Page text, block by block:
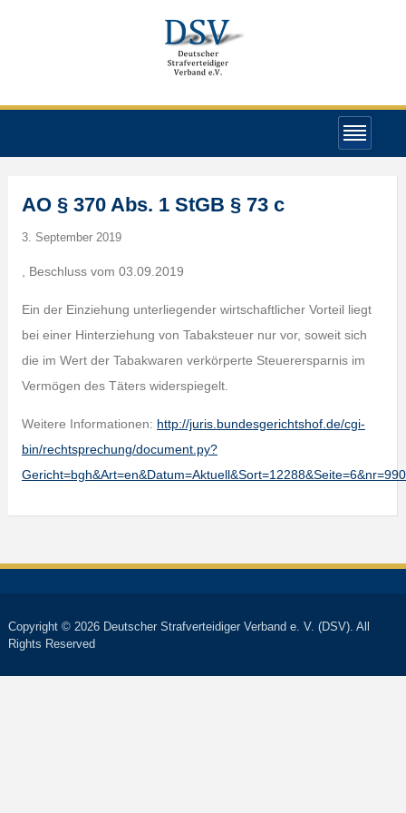
AO § 370 Abs. 1 StGB § 73 c
3. September 2019
, Beschluss vom 03.09.2019
Ein der Einziehung unterliegender wirtschaftlicher Vorteil liegt
bei einer Hinterziehung von Tabaksteuer nur vor, soweit sich
die im Wert der Tabakwaren verkörperte Steuerersparnis im
Vermögen des Täters widerspiegelt.
Weitere Informationen: http://juris.bundesgerichtshof.de/cgi-
bin/rechtsprechung/document.py?
Copyright © 2026 Deutscher Strafverteidiger Verband e. V. (DSV). All
Rights Reserved